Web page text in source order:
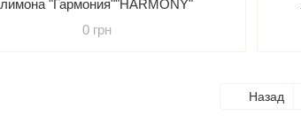
лимона "Гармония""HARMONY"
0 грн
Назад